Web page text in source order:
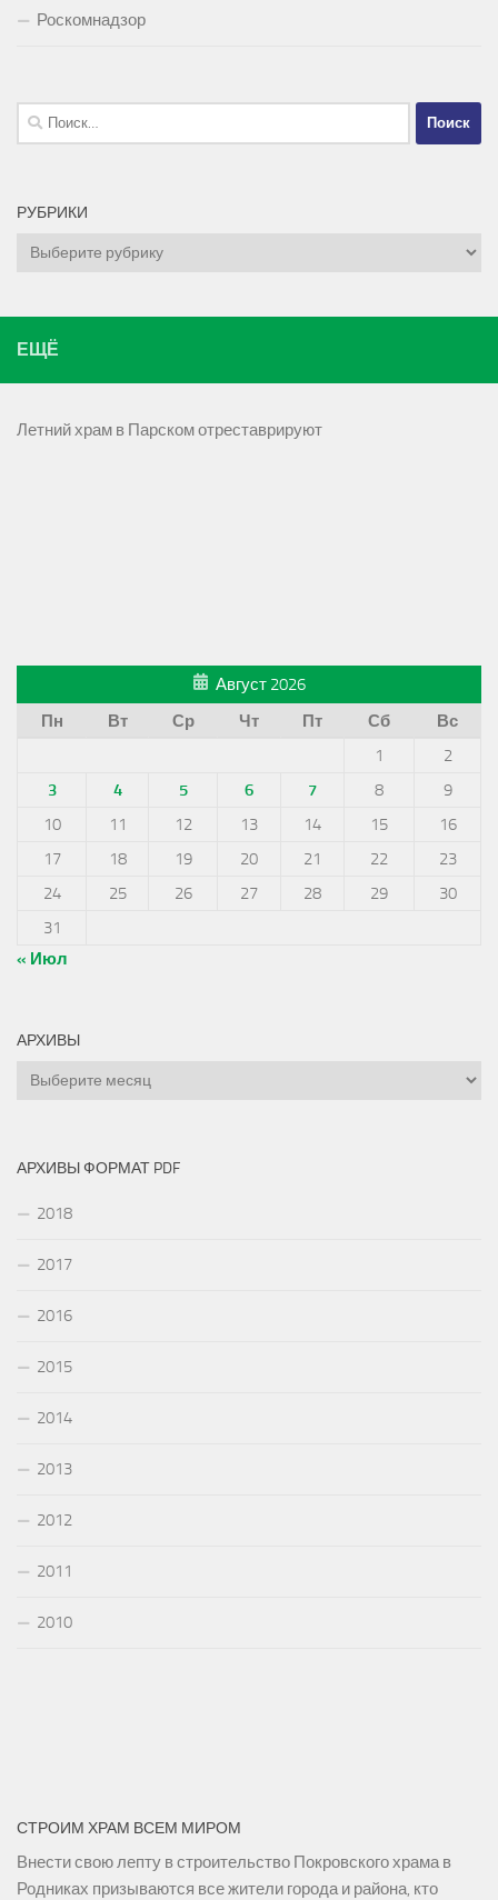
Роскомнадзор
Найти:
РУБРИКИ
Рубрики
ЕЩЁ
Летний храм в Парском отреставрируют
Август 2026
Пн
Вт Ср Чт Пт Сб
Вс
1
2
3
4 5 6 7 8
9
10
11 12 13 14 15
16
17
18 19 20 21 22
23
24
25 26 27 28 29
30
31
« Июл
АРХИВЫ
Архивы
АРХИВЫ ФОРМАТ PDF
2018
2017
2016
2015
2014
2013
2012
2011
2010
СТРОИМ ХРАМ ВСЕМ МИРОМ
Внести свою лепту в строительство Покровского храма в
Родниках призываются все жители города и района, кто